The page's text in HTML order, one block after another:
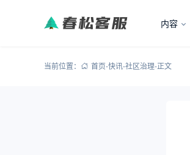
内容
当前位置： 首页-快讯-社区治理-正文